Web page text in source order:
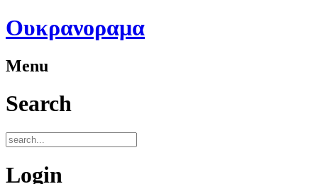
Ουκρανοραμα
Menu
Search
Login